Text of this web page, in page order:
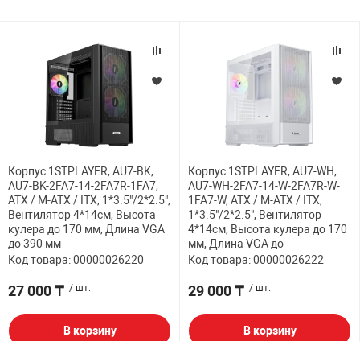
Корпус 1STPLAYER, AU7-BK,
AU7-BK-2FA7-14-2FA7R-1FA7,
ATX / M-ATX / ITX, 1*3.5"/2*2.5",
Вентилятор 4*14см, Высота
кулера до 170 мм, Длина VGA
до 390 мм
Код товара: 00000026220
27 000 ₸ / шт.
В корзину
Корпус 1STPLAYER, AU7-WH,
AU7-WH-2FA7-14-W-2FA7R-W-
1FA7-W, ATX / M-ATX / ITX,
1*3.5"/2*2.5", Вентилятор
4*14см, Высота кулера до 170
мм, Длина VGA до
Код товара: 00000026222
29 000 ₸ / шт.
В корзину